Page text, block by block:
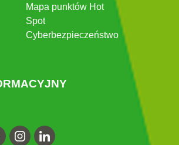
Mapa punktów Hot
Spot
Cyberbezpieczeństwo